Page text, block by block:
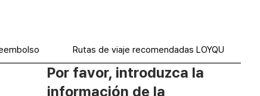
Rutas de viaje recomendadas LOYQU
Por favor, introduzca la
información de la